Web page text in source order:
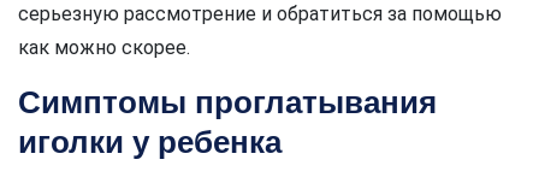
серьезную рассмотрение и обратиться за помощью
как можно скорее.
Симптомы проглатывания
иголки у ребенка